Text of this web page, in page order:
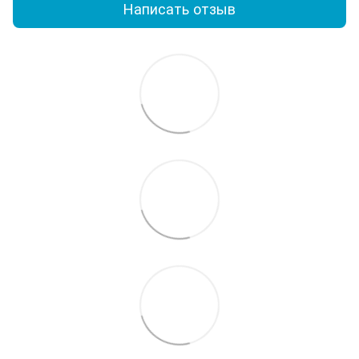
Написать отзыв